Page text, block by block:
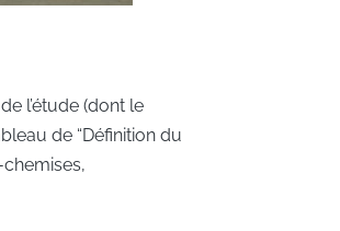
l’étude (dont le
de “Définition du